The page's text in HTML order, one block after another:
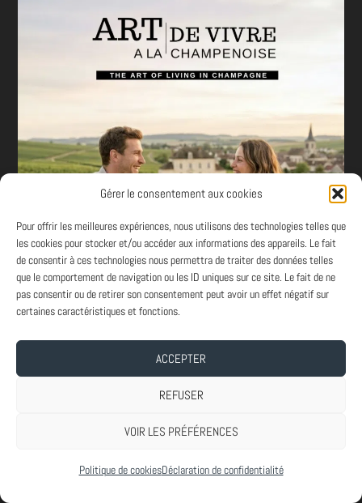
Gérer le consentement aux cookies
Pour offrir les meilleures expériences, nous utilisons des technologies telles que
les cookies pour stocker et/ou accéder aux informations des appareils. Le fait
de consentir à ces technologies nous permettra de traiter des données telles
que le comportement de navigation ou les ID uniques sur ce site. Le fait de ne
pas consentir ou de retirer son consentement peut avoir un effet négatif sur
certaines caractéristiques et fonctions.
ACCEPTER
REFUSER
VOIR LES PRÉFÉRENCES
Politique de cookiesDéclaration de confidentialité